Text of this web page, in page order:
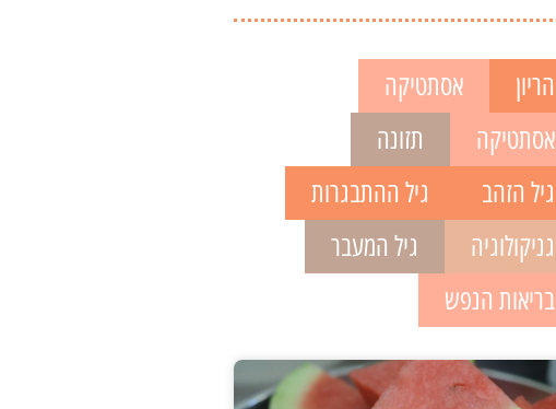
הריון
אסתטיקה
אסתטיקה
תזונה
גיל הזהב
גיל ההתבגרות
גניקולוגיה
גיל המעבר
בריאות הנפש